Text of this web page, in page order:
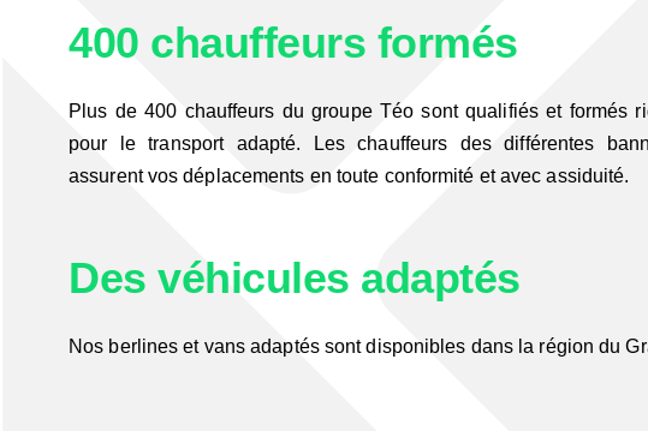
400 chauffeurs formés
Plus de 400 chauffeurs du groupe Téo sont qualifiés et formés
pour le transport adapté. Les chauffeurs des différentes
assurent vos déplacements en toute conformité et avec assiduité.
Des véhicules adaptés
Nos berlines et vans adaptés sont disponibles dans la région du